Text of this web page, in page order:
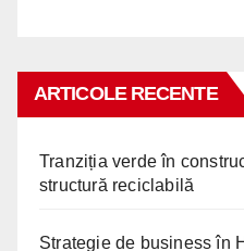
ARTICOLE RECENTE
Tranziția verde în
structură reciclabilă
Strategie de business în